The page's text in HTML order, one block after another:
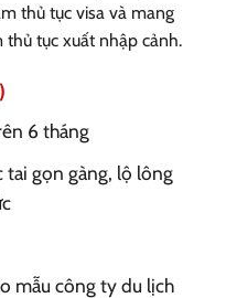
thủ tục visa và mang
tục xuất nhập cảnh.
6 tháng
tai gọn gàng, lộ lông
mẫu công ty du lịch